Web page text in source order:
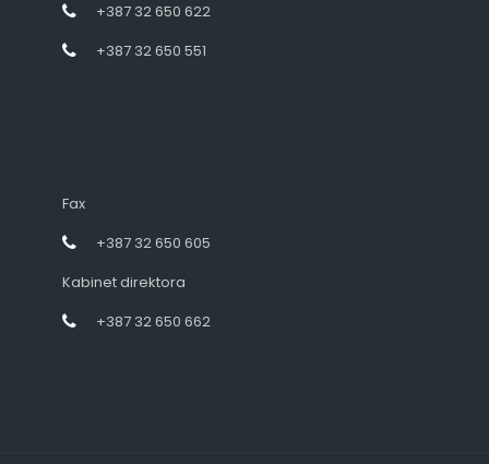
+387 32 650 622
+387 32 650 551
Fax
+387 32 650 605
Kabinet direktora
+387 32 650 662